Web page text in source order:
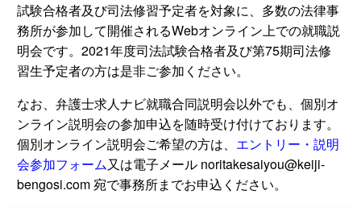
試験合格者及び司法修習予定者を対象に、多数の法律事
務所が参加して開催されるWebオンライン上での就職説
明会です。2021年度司法試験合格者及び第75期司法修
習生予定者の方は是非ご参加ください。
なお、弁護士求人ナビ就職合同説明会以外でも、個別オ
ンライン説明会の参加申込を随時受け付けております。
個別オンライン説明会ご希望の方は、 エントリー・説明
会参加フォーム又は電子メール noritakesaiyou@keiji-
bengosi.com 宛で事務所までお申込ください。